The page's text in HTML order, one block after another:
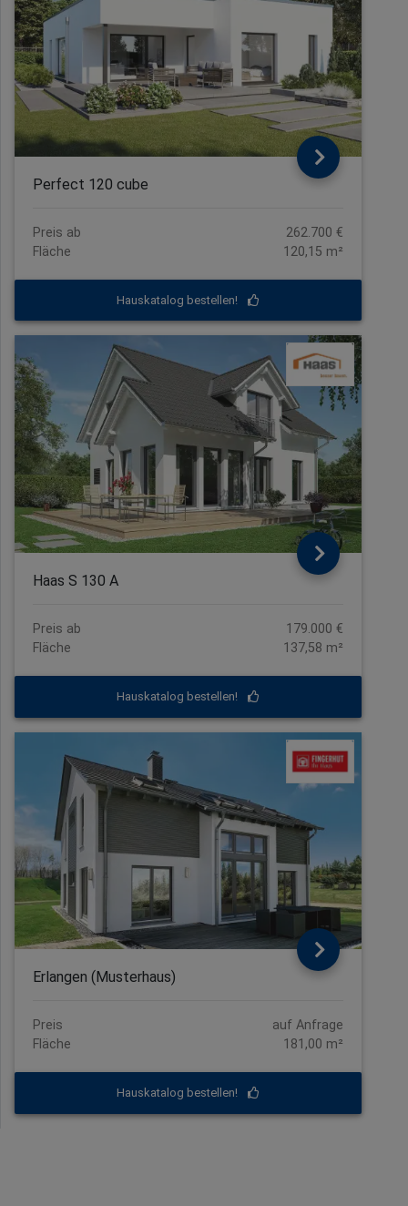
Perfect 120 cube
Preis ab
262.700 €
Fläche
120,15 m²
Hauskatalog bestellen!
Haas S 130 A
Preis ab
179.000 €
Fläche
137,58 m²
Hauskatalog bestellen!
Erlangen (Musterhaus)
Preis
auf Anfrage
Fläche
181,00 m²
Hauskatalog bestellen!